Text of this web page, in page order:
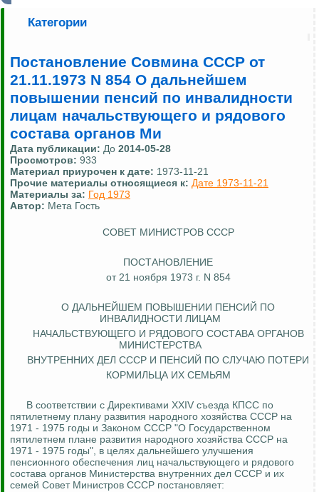
Категории
Постановление Совмина СССР от
21.11.1973 N 854 О дальнейшем
повышении пенсий по инвалидности
лицам начальствующего и рядового
состава органов Ми
Дата публикации: До 2014-05-28
Просмотров: 933
Материал приурочен к дате: 1973-11-21
Прочие материалы относящиеся к: Дате 1973-11-21
Материалы за: Год 1973
Автор: Мета Гость
СОВЕТ МИНИСТРОВ СССР
ПОСТАНОВЛЕНИЕ
от 21 ноября 1973 г. N 854
О ДАЛЬНЕЙШЕМ ПОВЫШЕНИИ ПЕНСИЙ ПО
ИНВАЛИДНОСТИ ЛИЦАМ
НАЧАЛЬСТВУЮЩЕГО И РЯДОВОГО СОСТАВА ОРГАНОВ
МИНИСТЕРСТВА
ВНУТРЕННИХ ДЕЛ СССР И ПЕНСИЙ ПО СЛУЧАЮ ПОТЕРИ
КОРМИЛЬЦА ИХ СЕМЬЯМ
В соответствии с Директивами XXIV съезда КПСС по
пятилетнему плану развития народного хозяйства СССР на
1971 - 1975 годы и Законом СССР "О Государственном
пятилетнем плане развития народного хозяйства СССР на
1971 - 1975 годы", в целях дальнейшего улучшения
пенсионного обеспечения лиц начальствующего и рядового
состава органов Министерства внутренних дел СССР и их
семей Совет Министров СССР постановляет: